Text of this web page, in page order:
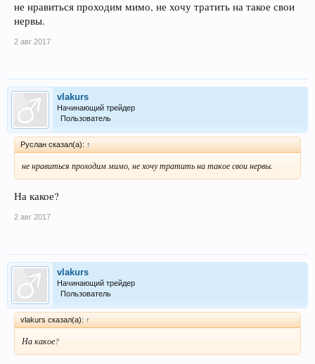
не нравиться проходим мимо, не хочу тратить на такое свои
нервы.
2 авг 2017
vlakurs
Начинающий трейдер
Пользователь
Руслан сказал(а): ↑
не нравиться проходим мимо, не хочу тратить на такое свои нервы.
На какое?
2 авг 2017
vlakurs
Начинающий трейдер
Пользователь
vlakurs сказал(а): ↑
На какое?